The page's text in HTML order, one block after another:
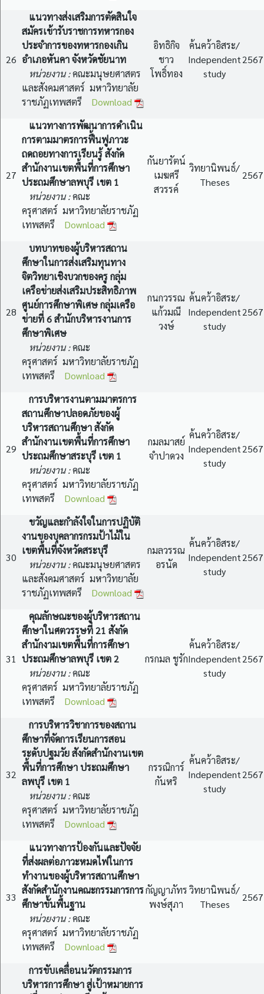
26
แนวทางส่งเสริมการตัดสินใจ
สมัครเข้ารับราชการทหารกอง
ประจำการของทหารกองเกิน
อำเภอหันคา จังหวัดชัยนาท
หน่วยงาน :คณะมนุษยศาสตร
และสังคมศาสตร์ มหาวิทยาลัย
ราชภัฏเทพสตรี Download
อิทธิกิจ
ชาว
โพธิ์ทอง
ค้นคว้าอิสระ/
Independent
study
2567
27
แนวทางการพัฒนาการดำเนิน
การตามมาตรการฟื้นฟูภาวะ
ถดถอยทางการเรียนรู้ สังกัด
สำนักงานเขตพื้นที่การศึกษา
ประถมศึกษาลพบุรี เขต 1
หน่วยงาน :คณะ
ครุศาสตร์ มหาวิทยาลัยราชภัฏ
เทพสตรี Download
กันยารัตน์
เมฆศรี
สวรรค์
วิทยานิพนธ์/
Theses
2567
28
บทบาทของผู้บริหารสถาน
ศึกษาในการส่งเสริมทุนทาง
จิตวิทยาเชิงบวกของครู กลุ่ม
เครือข่ายส่งเสริมประสิทธิภาพ
ศูนย์การศึกษาพิเศษ กลุ่มเครือ
ข่ายที่ 6 สำนักบริหารงานการ
ศึกษาพิเศษ
หน่วยงาน :คณะ
ครุศาสตร์ มหาวิทยาลัยราชภัฏ
เทพสตรี Download
กนกวรรณ
แก้วมณี
วงษ์
ค้นคว้าอิสระ/
Independent
study
2567
29
การบริหารงานตามมาตรการ
สถานศึกษาปลอดภัยของผู้
บริหารสถานศึกษา สังกัด
สำนักงานเขตพื้นที่การศึกษา
ประถมศึกษาสระบุรี เขต 1
หน่วยงาน :คณะ
ครุศาสตร์ มหาวิทยาลัยราชภัฏ
เทพสตรี Download
กมลมาสย์
จำปาดวง
ค้นคว้าอิสระ/
Independent
study
2567
30
ขวัญและกำลังใจในการปฏิบัติ
งานของบุคลากรกรมป้าไม้ใน
เขตพื้นที่จังหวัดสระบุรี
หน่วยงาน :คณะมนุษยศาสตร
และสังคมศาสตร์ มหาวิทยาลัย
ราชภัฏเทพสตรี Download
กมลวรรณ
อรนัด
ค้นคว้าอิสระ/
Independent
study
2567
31
คุณลักษณะของผู้บริหารสถาน
ศึกษาในศตวรรษที่ 21 สังกัด
สำนักงามเขตพื้นที่การศึกษา
ประถมศึกษาลพบุรี เขต 2
หน่วยงาน :คณะ
ครุศาสตร์ มหาวิทยาลัยราชภัฏ
เทพสตรี Download
กรกมล ชูรัก
ค้นคว้าอิสระ/
Independent
study
2567
32
การบริหารวิชาการของสถาน
ศึกษาที่จัดการเรียนการสอน
ระดับปฐมวัย สังกัดสำนักงานเขต
พื้นที่การศึกษา ประถมศึกษา
ลพบุรี เขต 1
หน่วยงาน :คณะ
ครุศาสตร์ มหาวิทยาลัยราชภัฏ
เทพสตรี Download
กรรณิการ์
กันหริ
ค้นคว้าอิสระ/
Independent
study
2567
33
แนวทางการป้องกันและปัจจัย
ที่ส่งผลต่อภาวะหมดไฟในการ
ทำงานของผู้บริหารสถานศึกษา
สังกัดสำนักงานคณะกรรมการการ
ศึกษาขั้นพื้นฐาน
หน่วยงาน :คณะ
ครุศาสตร์ มหาวิทยาลัยราชภัฏ
เทพสตรี Download
กัญญาภัทร
พงษ์สุภา
วิทยานิพนธ์/
Theses
2567
การขับเคลื่อนนวัตกรรมการ
บริหารการศึกษา สู่เป้าหมายการ